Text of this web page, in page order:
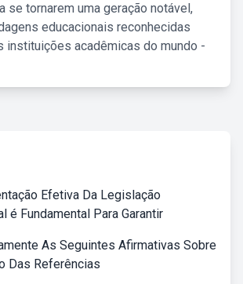
se tornarem uma geração notável,
educacionais reconhecidas
instituições acadêmicas do mundo -
Efetiva Da Legislação
é Fundamental Para Garantir
As Seguintes Afirmativas Sobre
Das Referências